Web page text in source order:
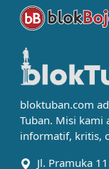
bloktuban.com
Tuban. Misi kami
informatif, kritis,
Jl. Pramuka